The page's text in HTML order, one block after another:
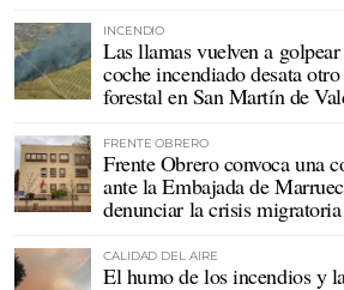
INCENDIO
Las llamas vuelven a
coche incendiado desata
forestal en San Martín de
FRENTE OBRERO
Frente Obrero convoca una
ante la Embajada de
denunciar la crisis
CALIDAD DEL AIRE
El humo de los incendios y